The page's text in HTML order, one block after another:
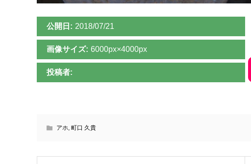
公開日: 2018/07/21
画像サイズ: 6000px×4000px
投稿者:
アホ 町口 久貴